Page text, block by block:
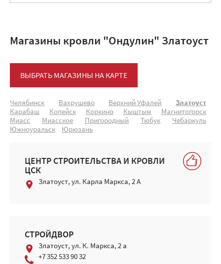
Магазины кровли "Ондулин" Златоуст
ВЫБРАТЬ МАГАЗИНЫ НА КАРТЕ
Челябинск Вахрушево Верхний Уфалей
Златоуст
Карабаш
Копейск Коркино Кыштым
Магнитогорск
Миасс
Миасское Пригородный Тюбук
Чебаркуль
Южноуральск
Юрюзань
ЦЕНТР СТРОИТЕЛЬСТВА И КРОВЛИ
ЦСК
Златоуст, ул. Карла Маркса, 2 А
СТРОЙДВОР
Златоуст, ул. К. Маркса, 2 а
+7 352 533 90 32